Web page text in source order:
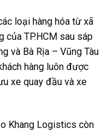
loại hàng hóa từ xã
của TP.HCM sau sáp
và Bà Rịa – Vũng Tàu
hàng luôn được
xe quay đầu và xe
Khang Logistics còn